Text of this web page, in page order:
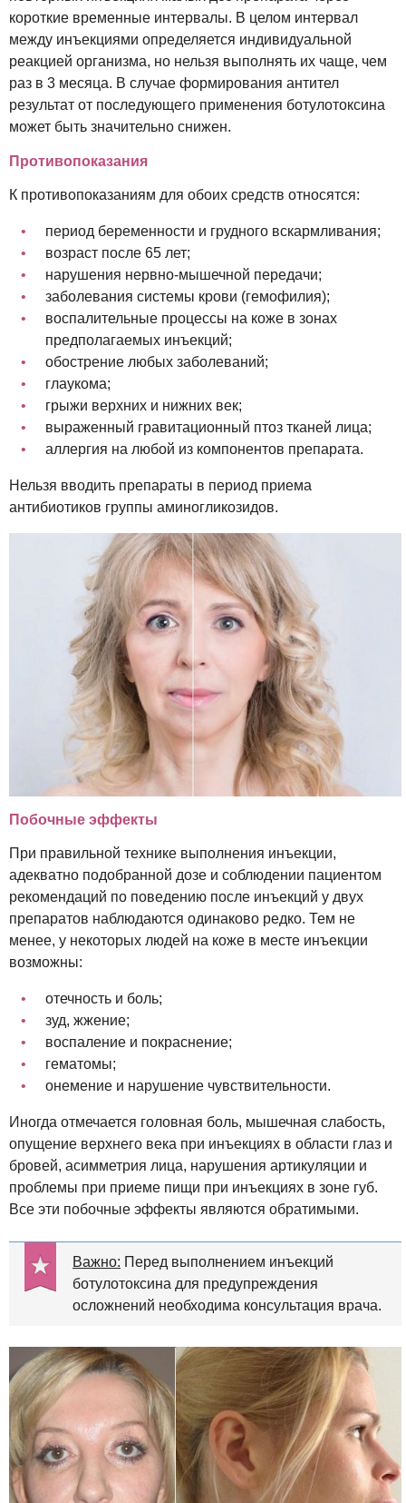
короткие временные интервалы. В целом интервал
между инъекциями определяется индивидуальной
реакцией организма, но нельзя выполнять их чаще, чем
раз в 3 месяца. В случае формирования антител
результат от последующего применения ботулотоксина
может быть значительно снижен.
Противопоказания
К противопоказаниям для обоих средств относятся:
период беременности и грудного вскармливания;
возраст после 65 лет;
нарушения нервно-мышечной передачи;
заболевания системы крови (гемофилия);
воспалительные процессы на коже в зонах
предполагаемых инъекций;
обострение любых заболеваний;
глаукома;
грыжи верхних и нижних век;
выраженный гравитационный птоз тканей лица;
аллергия на любой из компонентов препарата.
Нельзя вводить препараты в период приема
антибиотиков группы аминогликозидов.
Побочные эффекты
При правильной технике выполнения инъекции,
адекватно подобранной дозе и соблюдении пациентом
рекомендаций по поведению после инъекций у двух
препаратов наблюдаются одинаково редко. Тем не
менее, у некоторых людей на коже в месте инъекции
возможны:
отечность и боль;
зуд, жжение;
воспаление и покраснение;
гематомы;
онемение и нарушение чувствительности.
Иногда отмечается головная боль, мышечная слабость,
опущение верхнего века при инъекциях в области глаз и
бровей, асимметрия лица, нарушения артикуляции и
проблемы при приеме пищи при инъекциях в зоне губ.
Все эти побочные эффекты являются обратимыми.
Важно: Перед выполнением инъекций
ботулотоксина для предупреждения
осложнений необходима консультация врача.